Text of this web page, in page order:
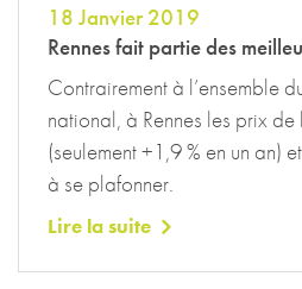
18 Janvier 2019
Rennes fait partie des
Contrairement à l’ensemble
national, à Rennes les prix de
(seulement +1,9 % en un an)
à se plafonner.
Lire la suite